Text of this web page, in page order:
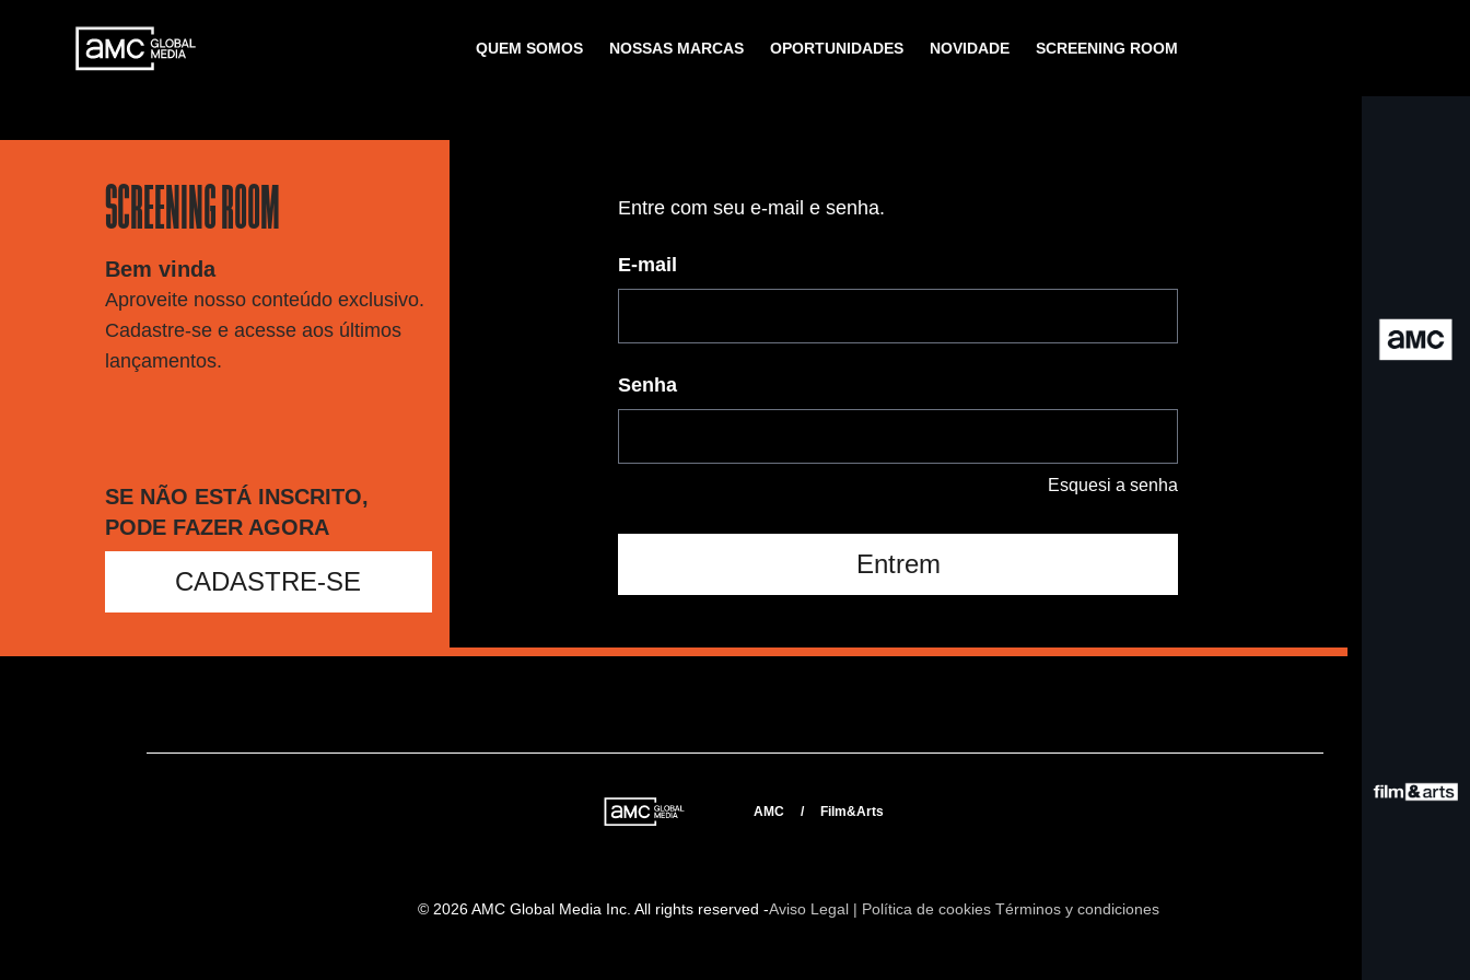
QUEM SOMOS NOSSAS MARCAS OPORTUNIDADES NOVIDADE SCREENING ROOM
SCREENING ROOM
Bem vinda
Aproveite nosso conteúdo exclusivo.
Cadastre-se e acesse aos últimos
lançamentos.
SE NÃO ESTÁ INSCRITO,
PODE FAZER AGORA
CADASTRE-SE
Entre com seu e-mail e senha.
E-mail
Senha
Esquesi a senha
Entrem
AMC / Film&Arts
© 2026 AMC Global Media Inc. All rights reserved -Aviso Legal | Política de cookies Términos y condiciones